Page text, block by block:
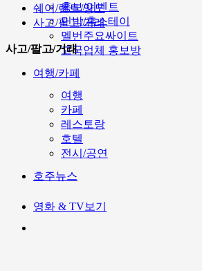
홍보/이벤트
민박/홈스테이
멜번주요싸이트
고국업체 홍보방
여행/카페
여행
카페
레스토랑
호텔
전시/공연
호주뉴스
영화 & TV보기
쉐어/렌트/양도
사고/팔고/거래
사고/팔고/거래